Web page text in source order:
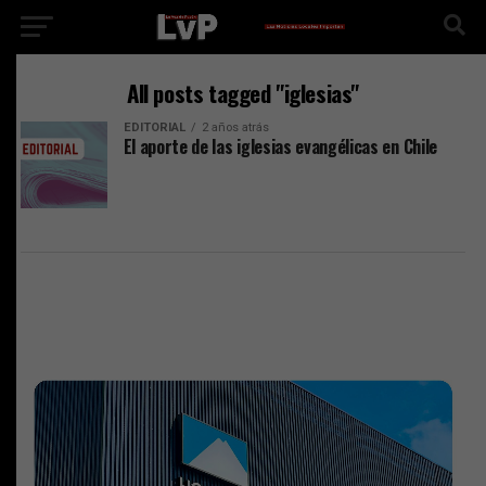
All posts tagged "iglesias"
EDITORIAL 2 años atrás
El aporte de las iglesias evangélicas en Chile